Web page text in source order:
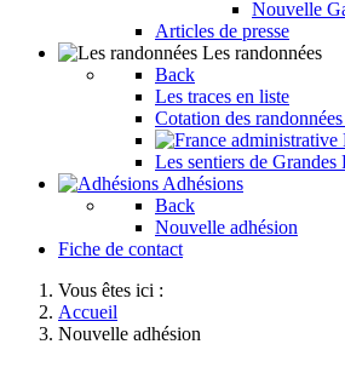
Nouvelle
Articles de presse
Les randonnées
Back
Les traces en liste
Cotation des
Les sentiers de
Adhésions
Back
Nouvelle adhésion
Fiche de contact
Vous êtes ici :
Accueil
Nouvelle adhésion